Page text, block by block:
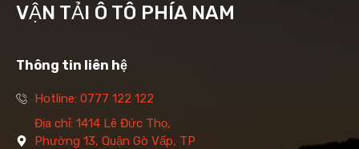
VẬN TẢI Ô TÔ PHÍA NAM
Thông tin liên hệ
Hotline: 0777 122 122
Địa chỉ: 1414 Lê Đức Thọ,
Phường 13, Quận Gò Vấp, TP